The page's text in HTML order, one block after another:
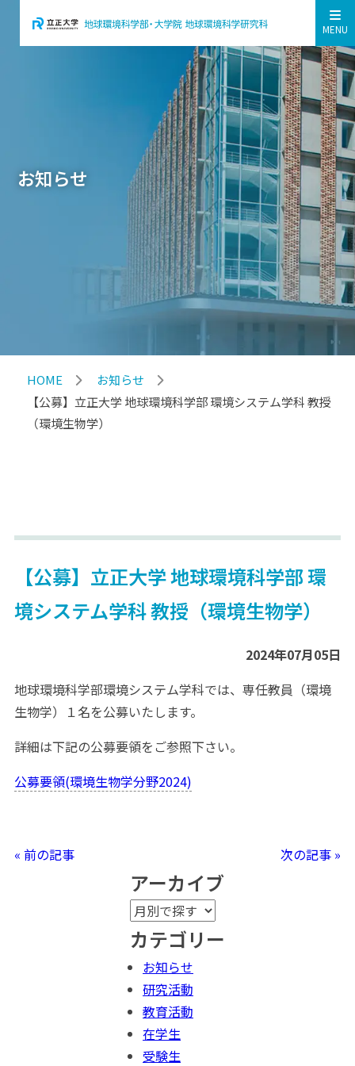
MENU
お知らせ
HOME
お知らせ
【公募】立正大学 地球環境科学部 環境システム学科 教授
（環境生物学）
【公募】立正大学 地球環境科学部 環
境システム学科 教授（環境生物学）
2024年07月05日
地球環境科学部環境システム学科では、専任教員（環境
生物学）１名を公募いたします。
詳細は下記の公募要領をご参照下さい。
公募要領(環境生物学分野2024)
« 前の記事 次の記事 »
アーカイブ
カテゴリー
お知らせ
研究活動
教育活動
在学生
受験生